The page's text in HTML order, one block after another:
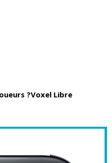
?Voxel Libre